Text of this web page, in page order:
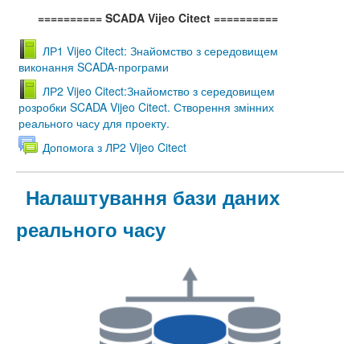
========== SCADA Vijeo Citect ==========
ЛР1 Vijeo Citect: Знайомство з середовищем
виконання SCADA-програми
ЛР2 Vijeo Citect:Знайомство з середовищем
розробки SCADA Vijeo Citect. Створення змінних
реального часу для проекту.
Допомога з ЛР2 Vijeo Citect
Налаштування бази даних
реального часу